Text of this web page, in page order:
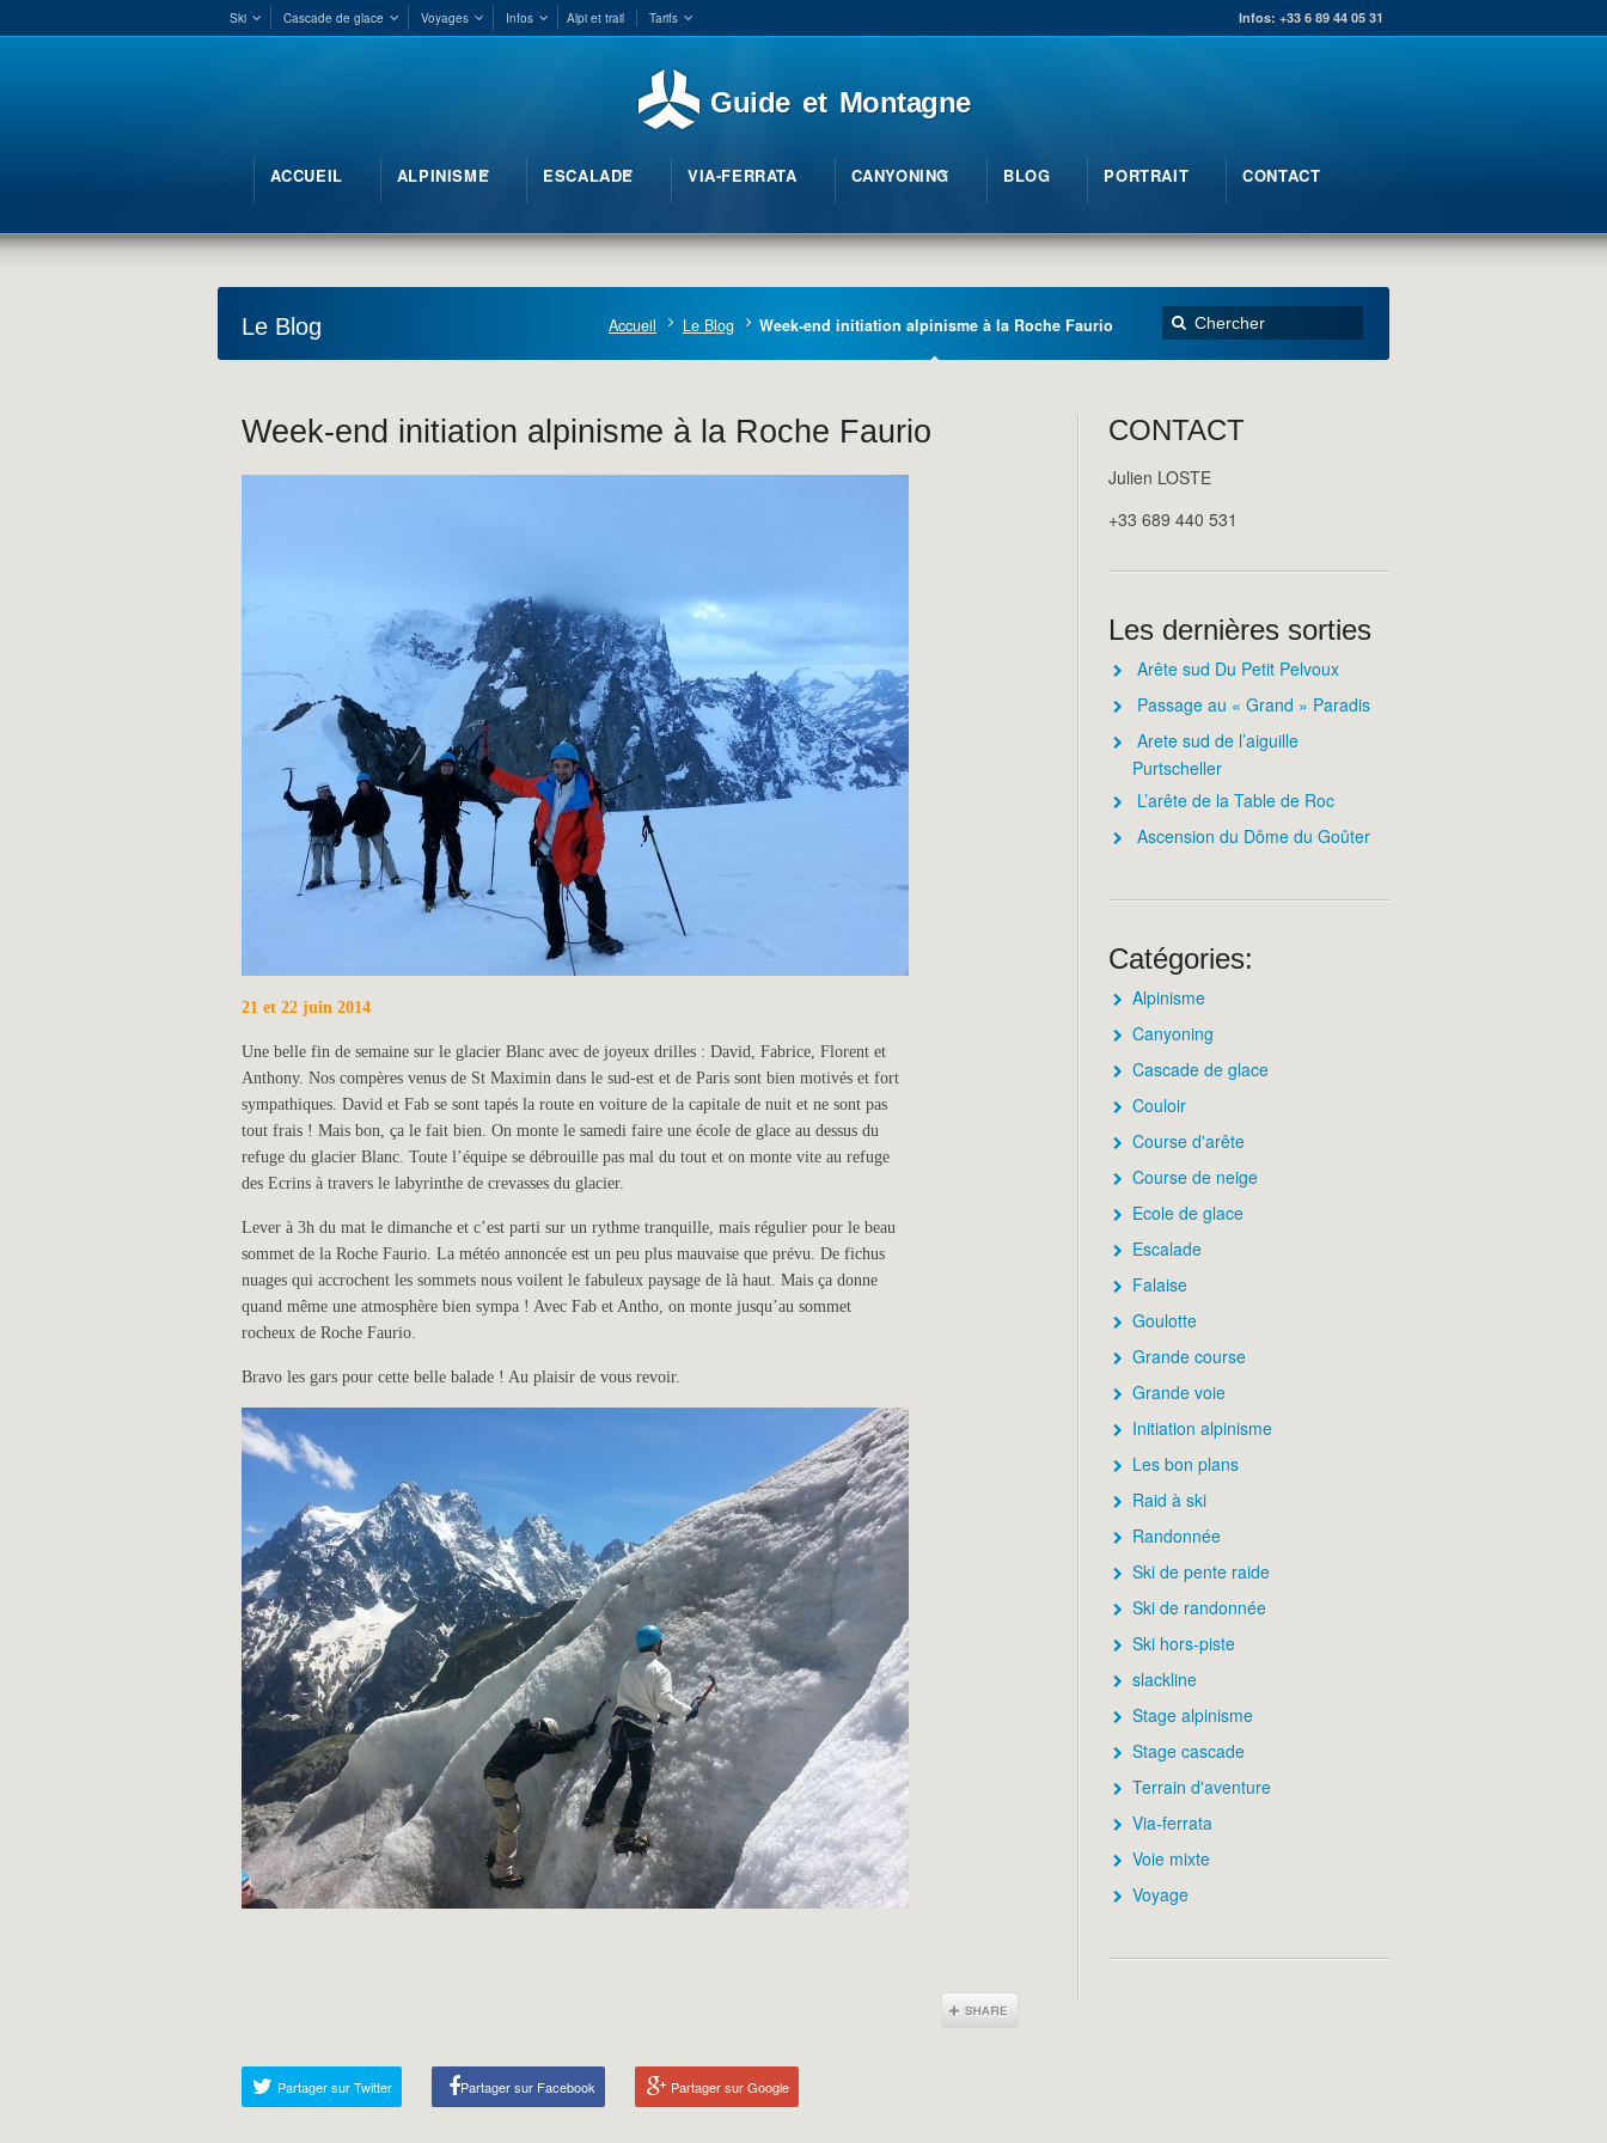
Ski Cascade de glace Voyages Infos Alpi et trail Tarifs Infos: +33 6 89 44 05 31
Guide et Montagne
ACCUEIL ALPINISME ESCALADE VIA-FERRATA CANYONING BLOG PORTRAIT CONTACT
Le Blog Accueil Le Blog Week-end initiation alpinisme à la Roche Faurio
Week-end initiation alpinisme à la Roche Faurio
21 et 22 juin 2014
Une belle fin de semaine sur le glacier Blanc avec de joyeux drilles : David, Fabrice, Florent et
Anthony. Nos compères venus de St Maximin dans le sud-est et de Paris sont bien motivés et fort
sympathiques. David et Fab se sont tapés la route en voiture de la capitale de nuit et ne sont pas
tout frais ! Mais bon, ça le fait bien. On monte le samedi faire une école de glace au dessus du
refuge du glacier Blanc. Toute l’équipe se débrouille pas mal du tout et on monte vite au refuge
des Ecrins à travers le labyrinthe de crevasses du glacier.
Lever à 3h du mat le dimanche et c’est parti sur un rythme tranquille, mais régulier pour le beau
sommet de la Roche Faurio. La météo annoncée est un peu plus mauvaise que prévu. De fichus
nuages qui accrochent les sommets nous voilent le fabuleux paysage de là haut. Mais ça donne
quand même une atmosphère bien sympa ! Avec Fab et Antho, on monte jusqu’au sommet
rocheux de Roche Faurio.
Bravo les gars pour cette belle balade ! Au plaisir de vous revoir.
Partager sur Twitter Partager sur Facebook Partager sur Google
CONTACT
Julien LOSTE
+33 689 440 531
Les dernières sorties
Arête sud Du Petit Pelvoux
Passage au « Grand » Paradis
Arete sud de l’aiguille
Purtscheller
L’arête de la Table de Roc
Ascension du Dôme du Goûter
Catégories:
Alpinisme
Canyoning
Cascade de glace
Couloir
Course d'arête
Course de neige
Ecole de glace
Escalade
Falaise
Goulotte
Grande course
Grande voie
Initiation alpinisme
Les bon plans
Raid à ski
Randonnée
Ski de pente raide
Ski de randonnée
Ski hors-piste
slackline
Stage alpinisme
Stage cascade
Terrain d'aventure
Via-ferrata
Voie mixte
Voyage